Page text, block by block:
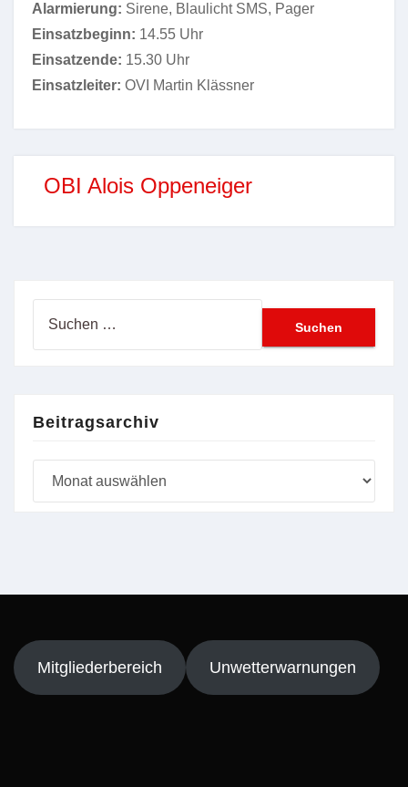
Alarmierung: Sirene, Blaulicht SMS, Pager
Einsatzbeginn: 14.55 Uhr
Einsatzende: 15.30 Uhr
Einsatzleiter: OVI Martin Klässner
OBI Alois Oppeneiger
Beitragsarchiv
Mitgliederbereich Unwetterwarnungen